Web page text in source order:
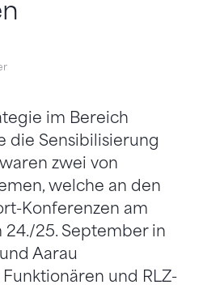
im Bereich
die Sensibilisierung
zwei von
welche an den
Konferenzen am
25. September in
Aarau
und RLZ-